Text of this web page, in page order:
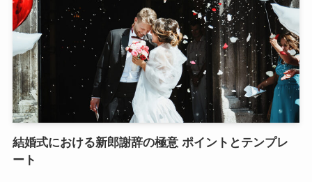
結婚式における新郎謝辞の極意 ポイントとテンプレ
ート